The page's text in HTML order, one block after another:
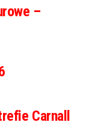
–
Carnall